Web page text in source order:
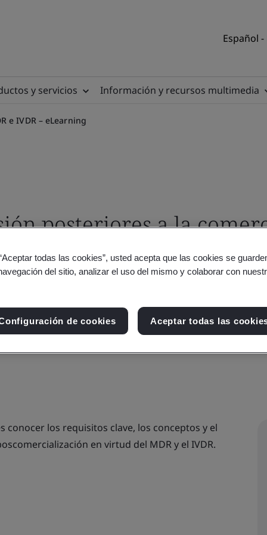
Español -
y servicios Información y recursos multimedia
e IVDR – eLearning
posteriores a la
sobre productos
sanitarios para
los requisitos clave, los conceptos y el
en virtud del MDR y el IVDR.
todas las cookies”, usted acepta que las cookies se
del sitio, analizar el uso del mismo y colaborar con
de cookies Aceptar todas las